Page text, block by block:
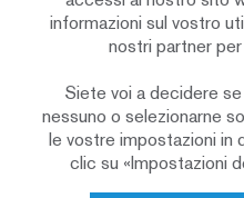
Informativa sulla
informazioni sul vostro
nostri partner
Siete voi a decidere
nessuno o selezionarne
le vostre impostazioni in
clic su «Impostazioni